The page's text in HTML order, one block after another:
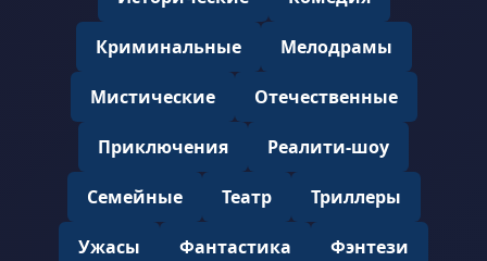
Криминальные Мелодрамы
Мистические Отечественные
Приключения Реалити-шоу
Семейные Театр Триллеры
Ужасы Фантастика Фэнтези